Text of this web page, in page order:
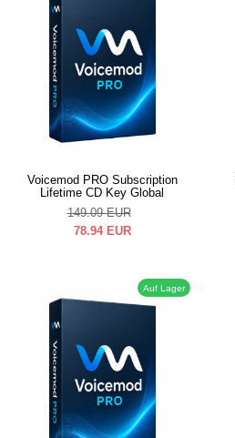
Voicemod PRO Subscription
Lifetime CD Key Global
149.09 EUR
78.94 EUR
Auf Lager